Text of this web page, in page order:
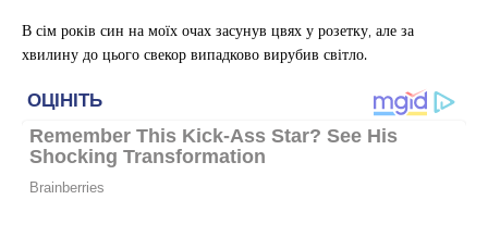
В сім років син на моїх очах засунув цвях у розетку, але за
хвилину до цього свекор випадково вирубив світло.